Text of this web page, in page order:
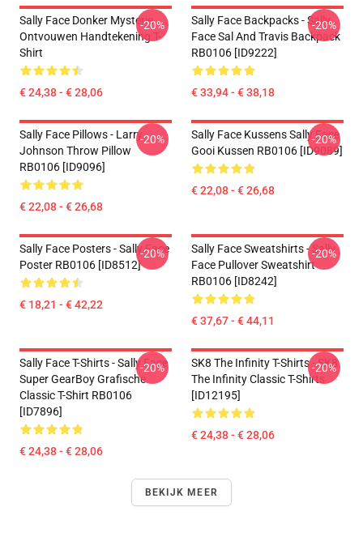
Sally Face Donker Mysterie
Ontvouwen Handtekening T-
Shirt
€ 24,38 - € 28,06
-20%
Sally Face Backpacks - Sally
Face Sal And Travis Backpack
RB0106 [ID9222]
€ 33,94 - € 38,18
-20%
Sally Face Pillows - Larry
Johnson Throw Pillow
RB0106 [ID9096]
€ 22,08 - € 26,68
-20%
Sally Face Kussens Sally Face
Gooi Kussen RB0106 [ID9089]
€ 22,08 - € 26,68
-20%
Sally Face Posters - Sally Face
Poster RB0106 [ID8512]
€ 18,21 - € 42,22
-20%
Sally Face Sweatshirts - Sally
Face Pullover Sweatshirt
RB0106 [ID8242]
€ 37,67 - € 44,11
-20%
Sally Face T-Shirts - Sally Face
Super GearBoy Grafische
Classic T-Shirt RB0106
[ID7896]
€ 24,38 - € 28,06
-20%
SK8 The Infinity T-Shirts - SK8
The Infinity Classic T-Shirts
[ID12195]
€ 24,38 - € 28,06
-20%
BEKIJK MEER